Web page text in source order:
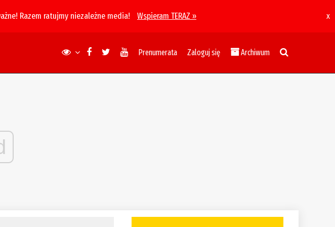
Razem ratujmy niezależne media! Wspieram TERAZ » x
Prenumerata Zaloguj się Archiwum